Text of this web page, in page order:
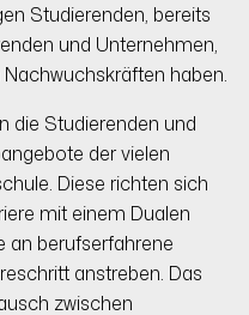
Studierenden, bereits
und Unternehmen,
haben.
die Studierenden und
der vielen
Diese richten sich
mit einem Dualen
an berufserfahrene
anstreben. Das
zwischen